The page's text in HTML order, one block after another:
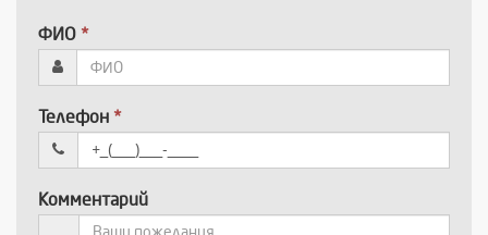
ФИО *
Телефон *
Комментарий